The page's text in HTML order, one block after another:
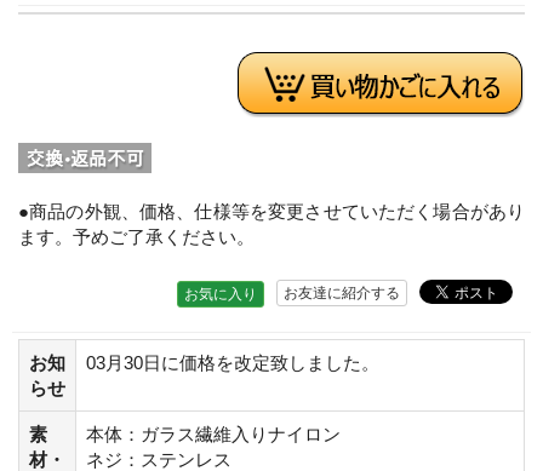
●商品の外観、価格、仕様等を変更させていただく場合があり
ます。予めご了承ください。
お友達に紹介する
お気に入り
お知
らせ
03月30日に価格を改定致しました。
素
材・
本体：ガラス繊維入りナイロン
ネジ：ステンレス